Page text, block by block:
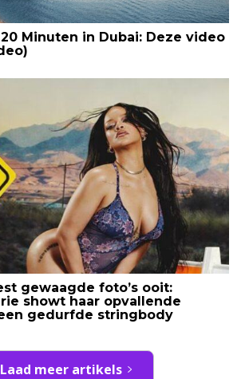
Minuten in Dubai: Deze video
gewaagde foto’s ooit:
showt haar opvallende
gedurfde stringbody
Laad meer artikels